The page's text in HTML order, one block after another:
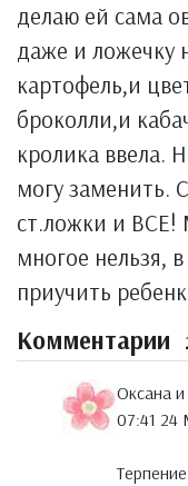
делаю ей сама
даже и ложечку
картофель,и
броколли,и
кролика ввела.
могу заменить.
ст.ложки и
многое нельзя,
приучить
Комментарии
Оксана
07:41 24